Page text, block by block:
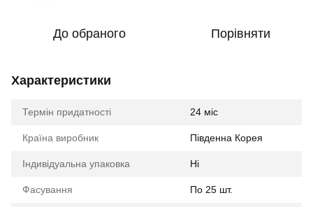
До обраного Порівняти
Характеристики
Термін придатності 24 міс
Країна виробник Південна Корея
Індивідуальна упаковка Ні
Фасування По 25 шт.